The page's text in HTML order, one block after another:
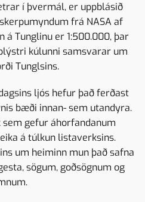
í þvermál, er uppblásið
frá NASA af
á Tunglinu er 1:500.000, þar
kúlunni samsvarar um
Tunglsins.
ljós hefur það ferðast
bæði innan- sem utandyra.
gefur áhorfandanum
á túlkun listaverksins.
um heiminn mun það safna
sögum, goðsögnum og